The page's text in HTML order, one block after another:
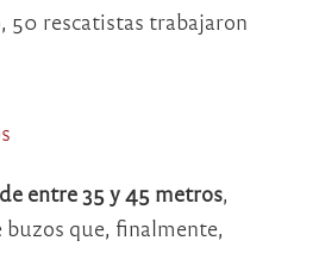
50 rescatistas trabajaron
entre 35 y 45 metros,
que, finalmente,